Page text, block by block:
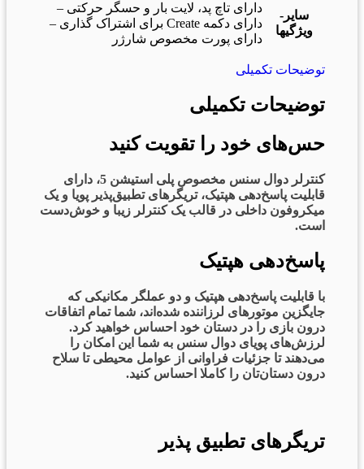
سایر-
ویژگیها
دارای تاچ پد، لایت بار و حسگر حرکتی –
دارای دکمه Create برای اشتراک گذاری –
دارای پورت مخصوص شارژر
توضیحات تکمیلی
توضیحات تکمیلی
حس‌های خود را تقویت کنید
کنترلر دوال سنس مخصوص پلی استیشن 5، دارای
قابلیت پاسخ‌دهی هپتیک، تریگرهای تطبیق‌پذیر پویا و یک
میکروفون داخلی در قالب یک کنترلر زیبا و خوش‌دست
است.
پاسخ‌دهی هپتیک
با قابلیت پاسخ‌دهی هپتیک و دو عملگر مکانیکی که
جایگزین موتورهای لرزاننده شده‌اند، شما تمام اتفاقات
درون بازی را در دستان خود احساس خواهید کرد.
لرزش‌های پویای دوال سنس به شما این امکان را
می‌دهند تا جزئیات فراوانی از عوامل محیطی تا سلاح
درون دستان‌تان را کاملا احساس کنید.
تریگرهای تطبیق پذیر